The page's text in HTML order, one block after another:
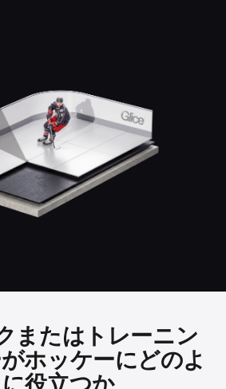
ありません。
ポリマーパネルから作られた乾燥し
冷凍、電気は不要です。パネルは周
溶けません。
特別な装備は不要です。
るのと同じアイススケートで滑走で
す。
敵する滑走性能を達成することが確
ドが微細な傷を作るにつれて新鮮な
またはトレーニン
ホッケーにどのよ
役立つか